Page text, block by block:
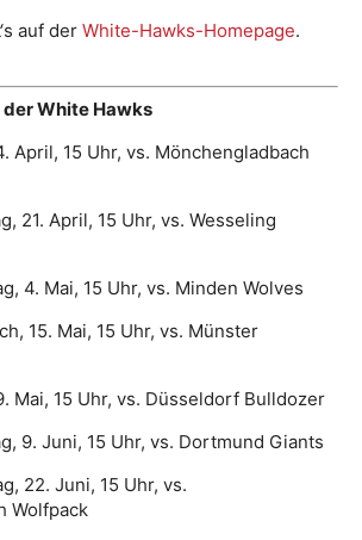
auf der White-Hawks-Homepage.
White Hawks
April, 15 Uhr, vs. Mönchengladbach
21. April, 15 Uhr, vs. Wesseling
4. Mai, 15 Uhr, vs. Minden Wolves
15. Mai, 15 Uhr, vs. Münster
Mai, 15 Uhr, vs. Düsseldorf Bulldozer
9. Juni, 15 Uhr, vs. Dortmund Giants
22. Juni, 15 Uhr, vs.
Wolfpack